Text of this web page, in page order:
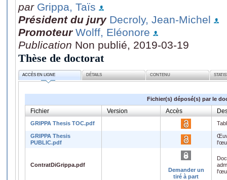
par Grippa, Taïs
Président du jury Decroly, Jean-Michel
Promoteur Wolff, Eléonore
Publication Non publié, 2019-03-19
Thèse de doctorat
ACCÈS EN LIGNE DÉTAILS CONTENU
Fichier(s) déposé(s) par le
Fichier Version Accès
GRIPPA Thesis TOC.pdf
GRIPPA Thesis
PUBLIC.pdf
ContratDiGrippa.pdf
Demander un
tiré à part